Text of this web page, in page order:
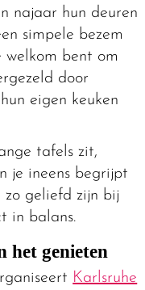
najaar hun deuren
simpele bezem
bent om
door
eigen keuken
tafels zit,
je ineens begrijpt
geliefd zijn bij
in balans.
het genieten
Karlsruhe